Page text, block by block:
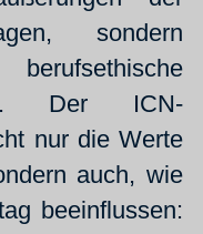
sondern
Der ICN-
nur die Werte
auch, wie
beeinflussen: